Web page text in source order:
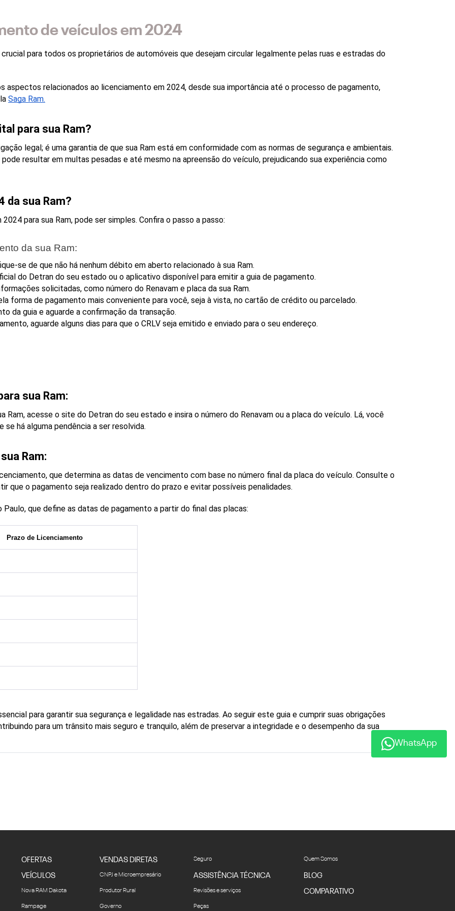
de veículos em 2024
para todos os proprietários de automóveis que desejam circular legalmente pelas ruas e estradas do
aspectos relacionados ao licenciamento em 2024, desde sua importância até o processo de pagamento,
Saga Ram.
para sua Ram?
legal; é uma garantia de que sua Ram está em conformidade com as normas de segurança e ambientais.
resultar em multas pesadas e até mesmo na apreensão do veículo, prejudicando sua experiência como
da sua Ram?
para sua Ram, pode ser simples. Confira o passo a passo:
da sua Ram:
se de que não há nenhum débito em aberto relacionado à sua Ram.
do Detran do seu estado ou o aplicativo disponível para emitir a guia de pagamento.
solicitadas, como número do Renavam e placa da sua Ram.
forma de pagamento mais conveniente para você, seja à vista, no cartão de crédito ou parcelado.
da guia e aguarde a confirmação da transação.
aguarde alguns dias para que o CRLV seja emitido e enviado para o seu endereço.
sua Ram:
Ram, acesse o site do Detran do seu estado e insira o número do Renavam ou a placa do veículo. Lá, você
há alguma pendência a ser resolvida.
Ram:
que determina as datas de vencimento com base no número final da placa do veículo. Consulte o
que o pagamento seja realizado dentro do prazo e evitar possíveis penalidades.
que define as datas de pagamento a partir do final das placas:
Prazo de Licenciamento
para garantir sua segurança e legalidade nas estradas. Ao seguir este guia e cumprir suas obrigações
para um trânsito mais seguro e tranquilo, além de preservar a integridade e o desempenho da sua
OFERTAS
VEÍCULOS
Nova RAM Dakota
Rampage
VENDAS DIRETAS
CNPJ e Microempresário
Produtor Rural
Governo
Seguro
ASSISTÊNCIA TÉCNICA
Revisões e serviços
Peças
Quem Somos
BLOG
COMPARATIVO
WhatsApp